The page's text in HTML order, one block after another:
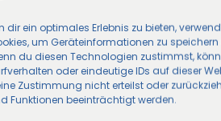
dir ein optimales Erlebnis zu bieten,
um Geräteinformationen zu
du diesen Technologien zustimmst,
oder eindeutige IDs auf dieser
Zustimmung nicht erteilst oder
Funktionen beeinträchtigt werden.